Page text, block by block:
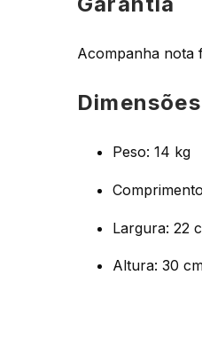
Acompanha nota
Peso: 14 kg
Largura: 22
Altura: 30